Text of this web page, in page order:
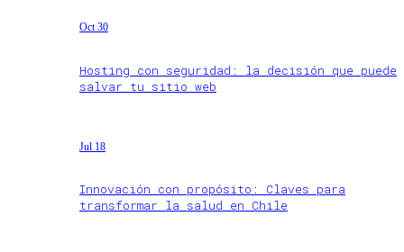
Oct 30
Hosting con seguridad: la decisión que puede
salvar tu sitio web
Jul 18
Innovación con propósito: Claves para
transformar la salud en Chile